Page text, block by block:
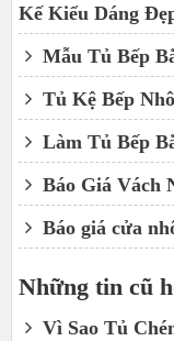
Kế Kiểu Dáng
Mẫu Tủ Bếp
Tủ Kệ Bếp
Làm Tủ Bếp
Báo Giá Vách
Báo giá cửa
Những tin cũ
Vì Sao Tủ